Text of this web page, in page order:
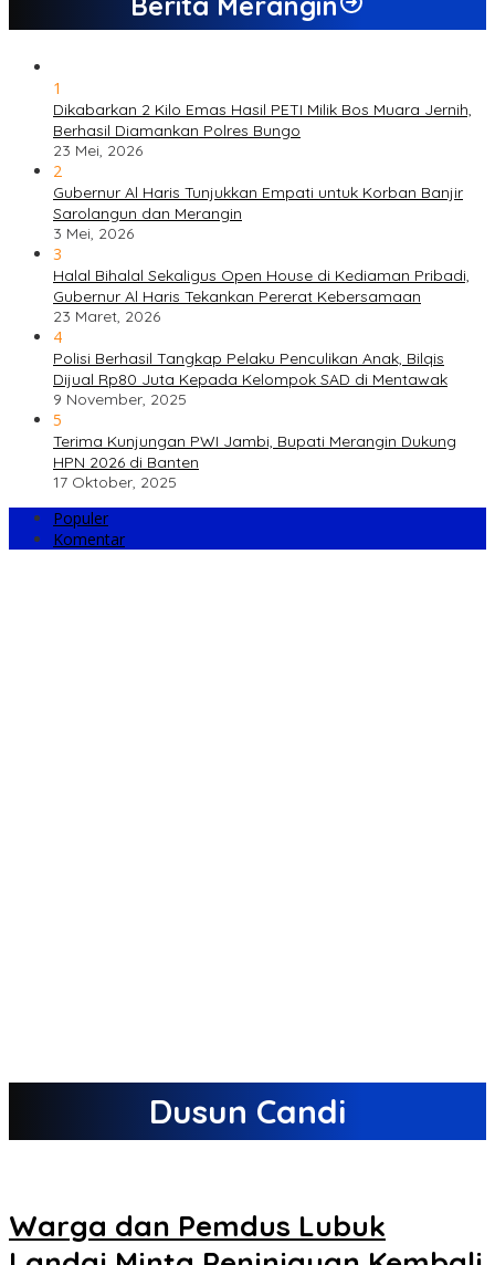
1
Dikabarkan 2 Kilo Emas Hasil PETI Milik Bos Muara Jernih,
Berhasil Diamankan Polres Bungo
23 Mei, 2026
2
Gubernur Al Haris Tunjukkan Empati untuk Korban Banjir
Sarolangun dan Merangin
3 Mei, 2026
3
Halal Bihalal Sekaligus Open House di Kediaman Pribadi,
Gubernur Al Haris Tekankan Pererat Kebersamaan
23 Maret, 2026
4
Polisi Berhasil Tangkap Pelaku Penculikan Anak, Bilqis
Dijual Rp80 Juta Kepada Kelompok SAD di Mentawak
9 November, 2025
5
Terima Kunjungan PWI Jambi, Bupati Merangin Dukung
HPN 2026 di Banten
17 Oktober, 2025
Populer
Komentar
Dusun Candi
Warga dan Pemdus Lubuk